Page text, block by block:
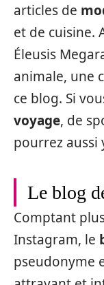
articles de
et de cuisine.
Éleusis
animale, une
ce blog. Si
voyage, de
pourrez aussi
Le blog
Comptant
Instagram, le
pseudonyme